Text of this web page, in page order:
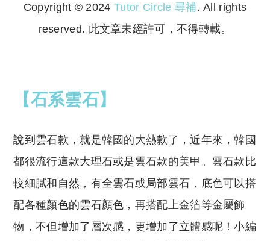
Copyright © 2024 Tutor Circle 尋補. All rights
reserved. 此文章未經許可，不得轉載。
【石系雲石】
說到雲石款，就是韓國的大熱款了，近年來，韓國
都很流行這款大理石或是雲石款的美甲。雲石款比
較細膩和自然，有全雲石或局部雲石，底色可以搭
配各種顏色的雲石顏色，再搭配上金箔等金屬飾
物，不但增加了層次感，更增加了立體感呢！小編